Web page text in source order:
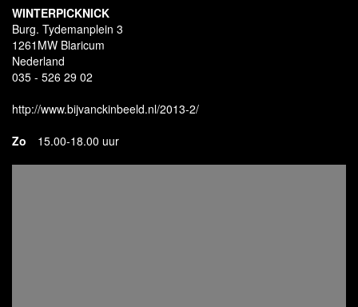
WINTERPICKNICK
Burg. Tydemanplein 3
1261MW Blaricum
Nederland
035 - 526 29 02
http://www.bijvanckinbeeld.nl/2013-2/
Zo
15.00-18.00 uur